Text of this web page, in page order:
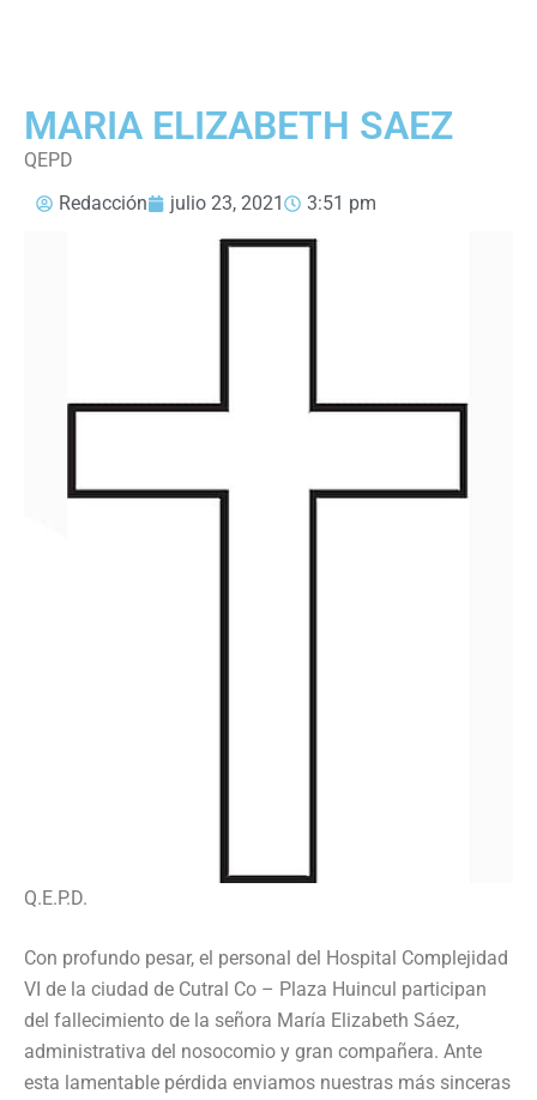
MARIA ELIZABETH SAEZ
QEPD
Redacción
julio 23, 2021 3:51 pm
Q.E.P.D.
Con profundo pesar, el personal del Hospital Complejidad
VI de la ciudad de Cutral Co – Plaza Huincul participan
del fallecimiento de la señora María Elizabeth Sáez,
administrativa del nosocomio y gran compañera. Ante
esta lamentable pérdida enviamos nuestras más sinceras